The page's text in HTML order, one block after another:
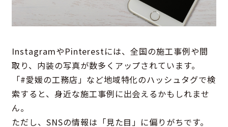
InstagramやPinterestには、全国の施工事例や間
取り、内装の写真が数多くアップされています。
「#愛媛の工務店」など地域特化のハッシュタグで検
索すると、身近な施工事例に出会えるかもしれませ
ん。
ただし、SNSの情報は「見た目」に偏りがちです。